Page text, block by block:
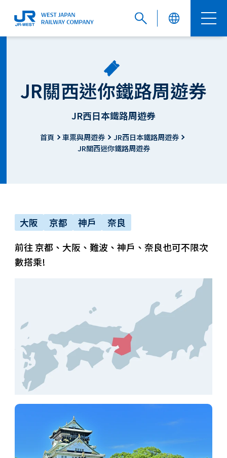
繁體中文
한국어
ภาษาไทย
JR關西迷你鐵路周遊券
JR西日本鐵路周遊券
首頁 車票與周遊券
JR西日本鐵路周遊券
JR關西迷你鐵路周遊券
大阪 京都 神戶
奈良
前往 京都、大阪、難波、神戶、奈良也可不限次
數搭乘!